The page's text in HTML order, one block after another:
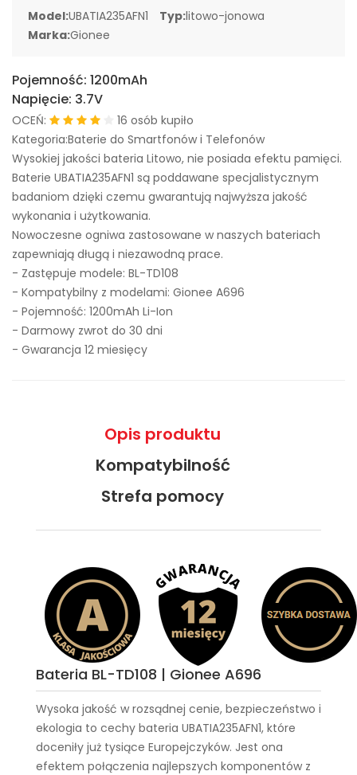
Model:UBATIA235AFN1 Typ:litowo-jonowa
Marka:Gionee
Pojemność: 1200mAh
Napięcie: 3.7V
OCEŃ:
16 osób kupiło
Kategoria:Baterie do Smartfonów i Telefonów
Wysokiej jakości bateria Litowo, nie posiada efektu pamięci.
Baterie UBATIA235AFN1 są poddawane specjalistycznym
badaniom dzięki czemu gwarantują najwyższa jakość
wykonania i użytkowania.
Nowoczesne ogniwa zastosowane w naszych bateriach
zapewniają długą i niezawodną prace.
- Zastępuje modele: BL-TD108
- Kompatybilny z modelami: Gionee A696
- Pojemność: 1200mAh Li-Ion
- Darmowy zwrot do 30 dni
- Gwarancja 12 miesięcy
Opis produktu
Kompatybilność
Strefa pomocy
Bateria BL-TD108 | Gionee A696
Wysoka jakość w rozsądnej cenie, bezpieczeństwo i
ekologia to cechy bateria UBATIA235AFN1, które
doceniły już tysiące Europejczyków. Jest ona
efektem połączenia najlepszych komponentów z